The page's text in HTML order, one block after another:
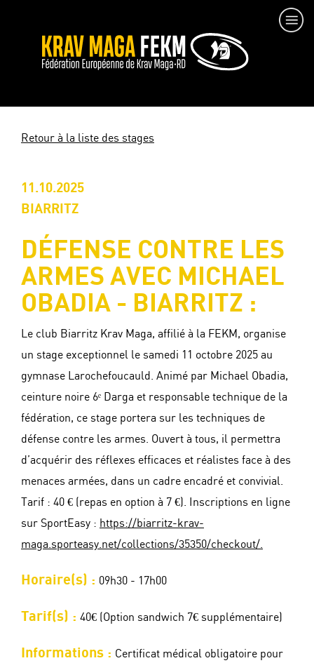
Retour à la liste des stages
11.10.2025
BIARRITZ
DÉFENSE CONTRE LES
ARMES AVEC MICHAEL
OBADIA - BIARRITZ :
Le club Biarritz Krav Maga, affilié à la FEKM, organise
un stage exceptionnel le samedi 11 octobre 2025 au
gymnase Larochefoucauld. Animé par Michael Obadia,
ceinture noire 6ᵉ Darga et responsable technique de la
fédération, ce stage portera sur les techniques de
défense contre les armes. Ouvert à tous, il permettra
d’acquérir des réflexes efficaces et réalistes face à des
menaces armées, dans un cadre encadré et convivial.
Tarif : 40 € (repas en option à 7 €). Inscriptions en ligne
sur SportEasy : https://biarritz-krav-
maga.sporteasy.net/collections/35350/checkout/.
Horaire(s) : 09h30 - 17h00
Tarif(s) : 40€ (Option sandwich 7€ supplémentaire)
Informations : Certificat médical obligatoire pour